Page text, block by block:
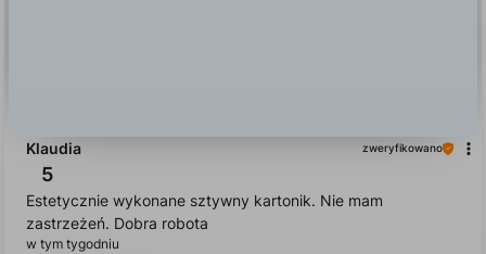
Klaudia zweryfikowano
5
Estetycznie wykonane sztywny kartonik. Nie mam
zastrzeżeń. Dobra robota
w tym tygodniu